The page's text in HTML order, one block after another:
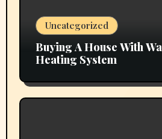
Uncategorized
Buying A House With
Heating System